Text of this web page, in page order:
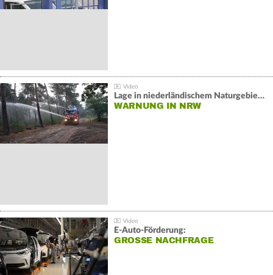
Lage in niederländischem Naturgebiet stabil
WARNUNG IN NRW
E-Auto-Förderung:
GROSSE NACHFRAGE